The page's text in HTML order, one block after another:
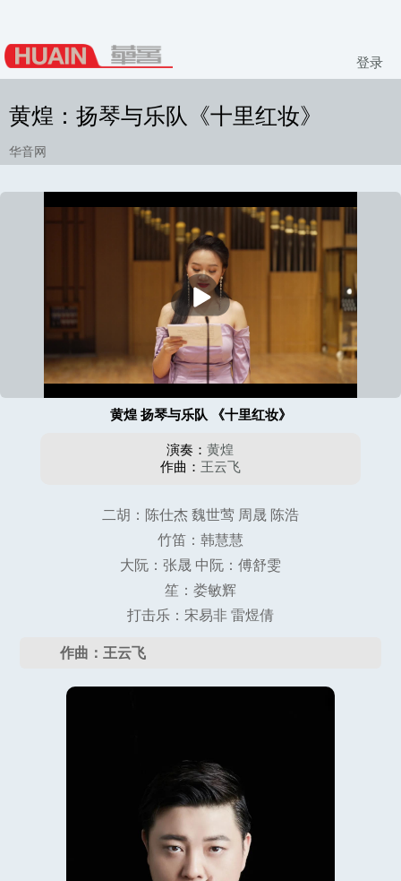
登录
黄煌：扬琴与乐队《十里红妆》
华音网
播
放
黄煌 扬琴与乐队 《十里红妆》
演奏：黄煌
作曲： 王云飞
二胡：陈仕杰 魏世莺 周晟 陈浩
竹笛：韩慧慧
大阮：张晟 中阮：傅舒雯
笙：娄敏辉
打击乐：宋易非 雷煜倩
作曲：王云飞